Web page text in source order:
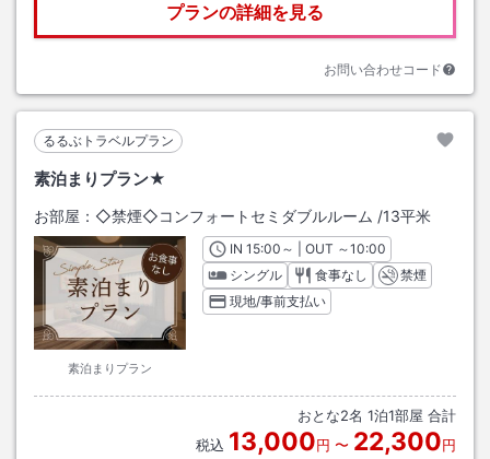
プランの詳細を見る
お問い合わせコード
るるぶトラベルプラン
素泊まりプラン★
お部屋： ◇禁煙◇コンフォートセミダブルルーム /13平米
素泊まりプラン
INチェックイン
15:00 ～ | OUT チェックアウト
～10:00
シングル
食事なし
禁煙
現地/事前支払い
おとな2名 1泊1部屋 合計
税込 13,000円 〜 22,300円